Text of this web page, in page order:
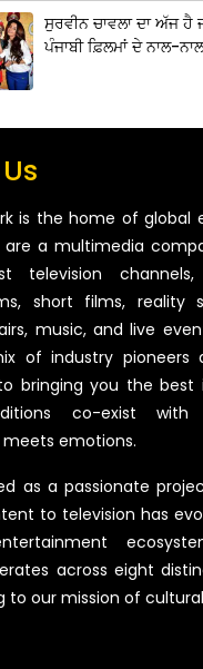
ਸੁਰਵੀਨ ਚਾਵਲਾ ਦਾ ਅੱਜ ਹੈ
ਪੰਜਾਬੀ ਫ਼ਿਲਮਾਂ ਦੇ ਨਾਲ-
is the home of
are a multimedia
television
short films, reality
music, and live
of industry pioneers
bringing you the best
co-exist with
emotions.
as a passionate
to television has
across eight
to our mission of